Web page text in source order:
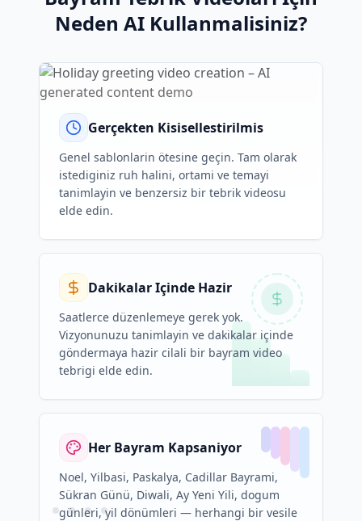
Neden AI Kullanmalisiniz?
Gerçekten Kisisellestirilmis
Genel sablonlarin ötesine geçin. Tam olarak
istediginiz ruh halini, ortami ve temayi
tanimlayin ve benzersiz bir tebrik videosu
elde edin.
Dakikalar Içinde Hazir
Saatlerce düzenlemeye gerek yok.
Vizyonunuzu tanimlayin ve dakikalar içinde
göndermaya hazir cilali bir bayram video
tebrigi elde edin.
Her Bayram Kapsaniyor
Noel, Yilbasi, Paskalya, Cadillar Bayrami,
Sükran Günü, Diwali, Ay Yeni Yili, dogum
günleri, yil dönümleri — herhangi bir vesile